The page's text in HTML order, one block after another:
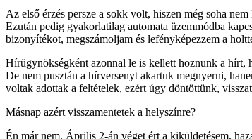
Az első érzés persze a sokk volt, hiszen még soha
Ezután pedig gyakorlatilag automata üzemmódba
bizonyítékot, megszámoljam és lefényképezzem a
Hírügynökségként azonnal le is kellett hoznunk a
De nem pusztán a hírversenyt akartuk megnyerni,
voltak adottak a feltételek, ezért úgy döntöttünk,
Másnap azért visszamentetek a helyszínre?
Én már nem. Április 2-án véget ért a kiküldetésem,